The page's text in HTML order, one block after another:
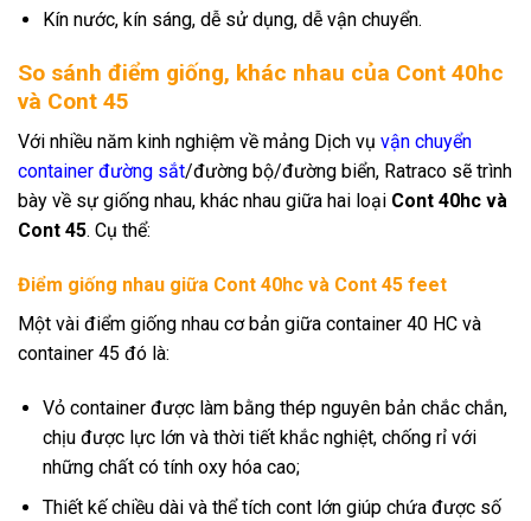
Kín nước, kín sáng, dễ sử dụng, dễ vận chuyển.
So sánh điểm giống, khác nhau của Cont 40hc
và Cont 45
Với nhiều năm kinh nghiệm về mảng Dịch vụ vận chuyển
container đường sắt/đường bộ/đường biển, Ratraco sẽ trình
bày về sự giống nhau, khác nhau giữa hai loại Cont 40hc và
Cont 45. Cụ thể:
Điểm giống nhau giữa Cont 40hc và Cont 45 feet
Một vài điểm giống nhau cơ bản giữa container 40 HC và
container 45 đó là:
Vỏ container được làm bằng thép nguyên bản chắc chắn,
chịu được lực lớn và thời tiết khắc nghiệt, chống rỉ với
những chất có tính oxy hóa cao;
Thiết kế chiều dài và thể tích cont lớn giúp chứa được số